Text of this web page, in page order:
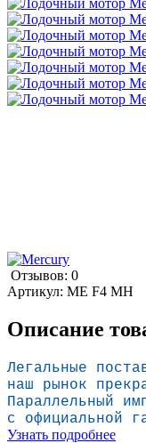
Отзывов: 0
Артикул: ME F4 MH
Описание
Легальные
наш рынок
Параллельный
с официальной
Узнать подробнее